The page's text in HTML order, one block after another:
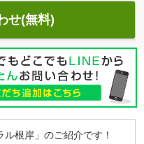
せ(無料)
根岸」のご紹介です！